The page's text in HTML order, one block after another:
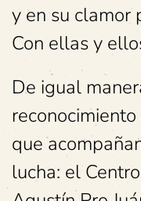
y en su clamor
Con ellas y
De igual
que
lucha: el